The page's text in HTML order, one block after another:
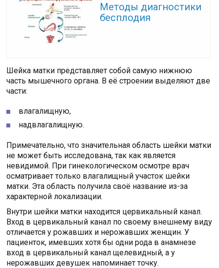
Методы диагностики
бесплодия
Шейка матки представляет собой самую нижнюю
часть мышечного органа. В её строении выделяют две
части:
влагалищную,
надвлагалищную.
Примечательно, что значительная область шейки матки
не может быть исследована, так как является
невидимой. При гинекологическом осмотре врач
осматривает только влагалищный участок шейки
матки. Эта область получила своё название из-за
характерной локализации.
Внутри шейки матки находится цервикальный канал.
Вход в цервикальный канал по своему внешнему виду
отличается у рожавших и нерожавших женщин. У
пациенток, имевших хотя бы одни рода в анамнезе
вход в цервикальный канал щелевидный, а у
нерожавших девушек напоминает точку.